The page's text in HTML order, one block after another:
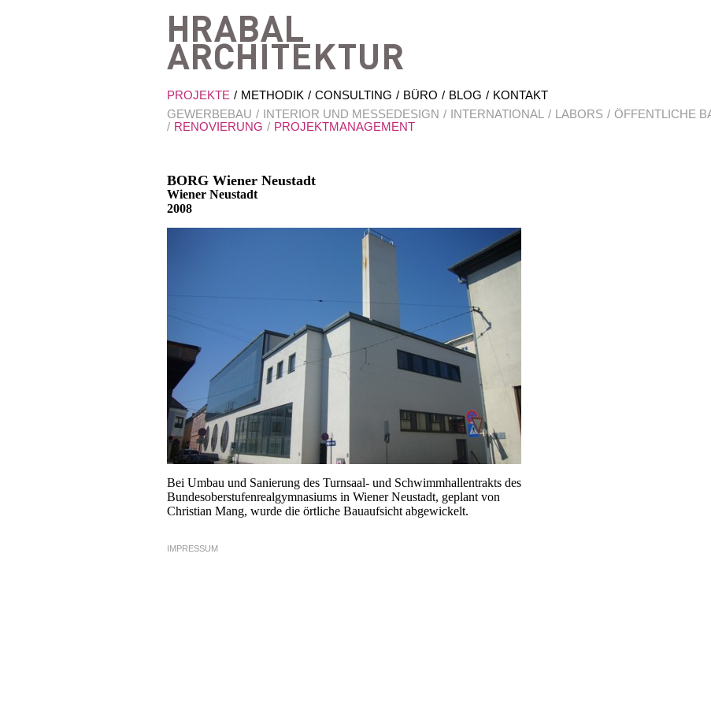
PROJEKTE METHODIK CONSULTING BÜRO BLOG KONTAKT
GEWERBEBAU INTERIOR UND MESSEDESIGN INTERNATIONAL LABORS ÖFFENTLICHE
RENOVIERUNG
PROJEKTMANAGEMENT
BORG Wiener Neustadt
Wiener Neustadt
2008
Bei Umbau und Sanierung des Turnsaal- und Schwimmhallentrakts des
Bundesoberstufenrealgymnasiums in Wiener Neustadt, geplant von
Christian Mang, wurde die örtliche Bauaufsicht abgewickelt.
IMPRESSUM